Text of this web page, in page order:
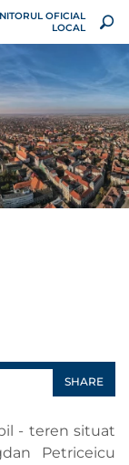
OFICIAL
LOCAL
SHARE
- teren situat
Petriceicu